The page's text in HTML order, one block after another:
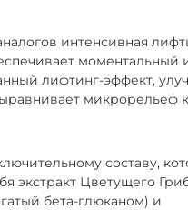
интенсивная
моментальный
лифтинг-эффект,
микрорельеф
составу,
экстракт Цветущего
бета-глюканом) и